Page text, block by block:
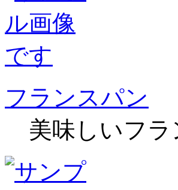
フランスパン
美味しいフ